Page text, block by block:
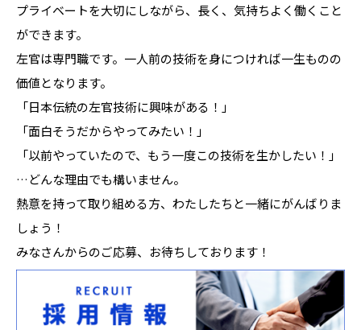
プライベートを大切にしながら、長く、気持ちよく働くこと
ができます。
左官は専門職です。一人前の技術を身につければ一生ものの
価値となります。
「日本伝統の左官技術に興味がある！」
「面白そうだからやってみたい！」
「以前やっていたので、もう一度この技術を生かしたい！」
…どんな理由でも構いません。
熱意を持って取り組める方、わたしたちと一緒にがんばりま
しょう！
みなさんからのご応募、お待ちしております！